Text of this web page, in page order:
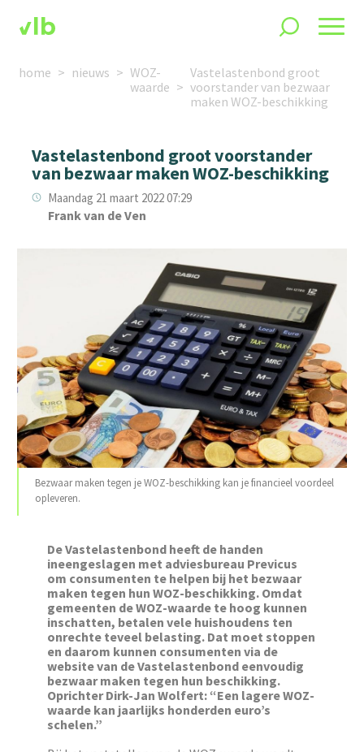
home nieuws
WOZ-
waarde
Vastelastenbond groot
voorstander van bezwaar
maken WOZ-beschikking
Vastelastenbond groot voorstander
van bezwaar maken WOZ-beschikking
Maandag 21 maart 2022 07:29
Frank van de Ven
Bezwaar maken tegen je WOZ-beschikking kan je financieel voordeel
opleveren.
De Vastelastenbond heeft de handen
ineengeslagen met adviesbureau Previcus
om consumenten te helpen bij het bezwaar
maken tegen hun WOZ-beschikking. Omdat
gemeenten de WOZ-waarde te hoog kunnen
inschatten, betalen vele huishoudens ten
onrechte teveel belasting. Dat moet stoppen
en daarom kunnen consumenten via de
website van de Vastelastenbond eenvoudig
bezwaar maken tegen hun beschikking.
Oprichter Dirk-Jan Wolfert: “Een lagere WOZ-
waarde kan jaarlijks honderden euro’s
schelen.”